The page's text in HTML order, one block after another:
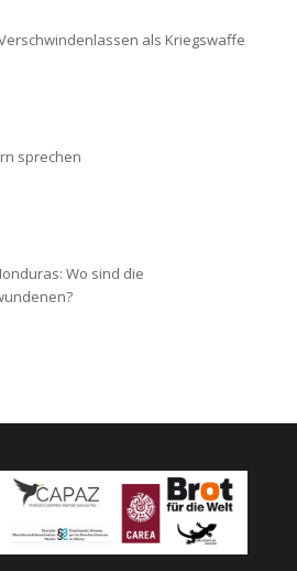
als Kriegswaffe
sprechen
Wo sind die